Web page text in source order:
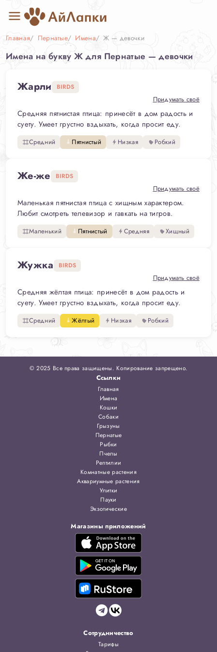
Главная Пернатые Имена Ж — девочки
Имена на букву Ж для Пернатые — девочки
Жарли BIRDS
Придумать своё
Средняя пятнистая птица: принесёт в дом радость и
суету. Умеет грустно вздыхать, когда просит еду.
Средний Пятнистый Низкая Робкий
Же-же BIRDS
Придумать своё
Маленькая пятнистая птица с хищным характером.
Любит смотреть телевизор и гавкать на тигров.
Маленький Пятнистый Средняя Хищный
Жужка BIRDS
Придумать своё
Средняя жёлтая птица: принесёт в дом радость и
суету. Умеет грустно вздыхать, когда просит еду.
Средний Жёлтый Низкая Робкий
© 2025 Все права защищены. Копирование запрещено.
Ссылки
Главная
Имена
Кошки
Собаки
Грызуны
Пернатые
Рыбки
Пчелы
Рептилии
Комнатные растения
Аквариумные растения
Улитки
Пауки
Экзотические
Магазины приложений
Сотрудничество
Тарифы